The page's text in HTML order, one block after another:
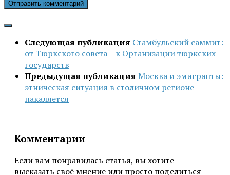
Следующая публикация Стамбульский саммит:
от Тюркского совета – к Организации тюркских
государств
Предыдущая публикация Москва и эмигранты:
этническая ситуация в столичном регионе
накаляется
Комментарии
Если вам понравилась статья, вы хотите
высказать своё мнение или просто поделиться